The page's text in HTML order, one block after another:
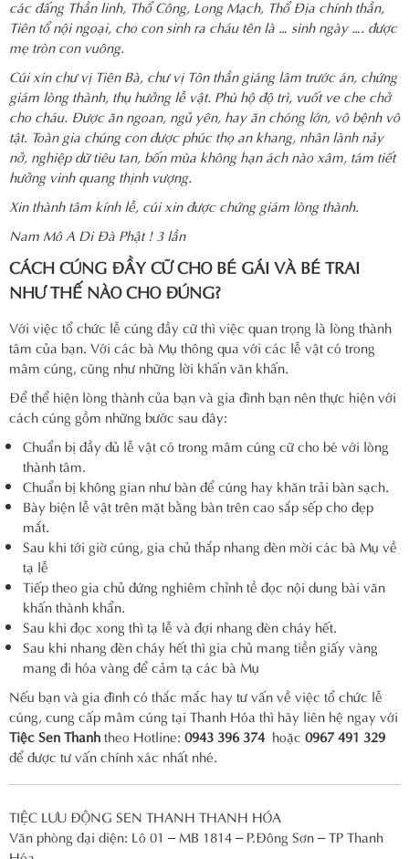
các đấng Thần linh, Thổ Công, Long Mạch, Thổ Địa chính thần,
Tiên tổ nội ngoại, cho con sinh ra cháu tên là … sinh ngày …. được
mẹ tròn con vuông.
Cúi xin chư vị Tiên Bà, chư vị Tôn thần giáng lâm trước án, chứng
giám lòng thành, thụ hưởng lễ vật. Phù hộ độ trì, vuốt ve che chở
cho cháu. Được ăn ngoan, ngủ yên, hay ăn chóng lớn, vô bệnh vô
tật. Toàn gia chúng con được phúc thọ an khang, nhân lành nảy
nở, nghiệp dữ tiêu tan, bốn mùa không hạn ách nào xâm, tám tiết
hưởng vinh quang thịnh vượng.
Xin thành tâm kính lễ, cúi xin được chứng giám lòng thành.
Nam Mô A Di Đà Phật ! 3 lần
CÁCH CÚNG ĐẦY CỮ CHO BÉ GÁI VÀ BÉ TRAI
NHƯ THẾ NÀO CHO ĐÚNG?
Với việc tổ chức lễ cúng đầy cữ thì việc quan trọng là lòng thành
tâm của bạn. Với các bà Mụ thông qua với các lễ vật có trong
mâm cúng, cũng như những lời khấn văn khấn.
Để thể hiện lòng thành của bạn và gia đình bạn nên thực hiện với
cách cúng gồm những bước sau đây:
Chuẩn bị đầy đủ lễ vật có trong mâm cúng cữ cho bé với lòng
thành tâm.
Chuẩn bị không gian như bàn để cúng hay khăn trải bàn sạch.
Bày biện lễ vật trên mặt bằng bàn trên cao sắp sếp cho đẹp
mắt.
Sau khi tới giờ cúng, gia chủ thắp nhang đèn mời các bà Mụ về
tạ lễ
Tiếp theo gia chủ đứng nghiêm chỉnh tề đọc nội dung bài văn
khấn thành khẩn.
Sau khi đọc xong thì tạ lễ và đợi nhang đèn cháy hết.
Sau khi nhang đèn cháy hết thì gia chủ mang tiền giấy vàng
mang đi hóa vàng để cảm tạ các bà Mụ
Nếu bạn và gia đình có thắc mắc hay tư vấn về việc tổ chức lễ
cúng, cung cấp mâm cúng tại Thanh Hóa thì hãy liên hệ ngay với
Tiệc Sen Thanhtheo Hotline: 0943 396 374 hoặc 0967 491 329
để được tư vấn chính xác nhất nhé.
TIỆC LƯU ĐỘNG SEN THANH THANH HÓA
Văn phòng đại diện: Lô 01 – MB 1814 – P.Đông Sơn – TP Thanh